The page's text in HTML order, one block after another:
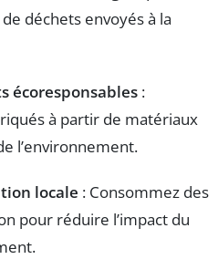
déchets envoyés à la
écoresponsables :
à partir de matériaux
l’environnement.
locale : Consommez des
pour réduire l’impact du